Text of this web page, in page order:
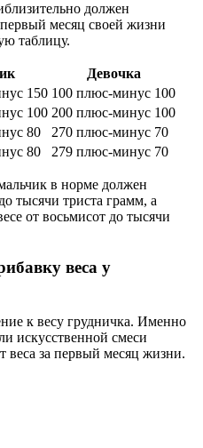
должен
месяц своей жизни
таблицу.
Девочка
150 100 плюс-минус 100
100 200 плюс-минус 100
80
270 плюс-минус 70
80 279 плюс-минус 70
в норме должен
тысячи триста грамм, а
от восьмисот до тысячи
веса у
к весу грудничка. Именно
искусственной смеси
веса за первый месяц жизни.